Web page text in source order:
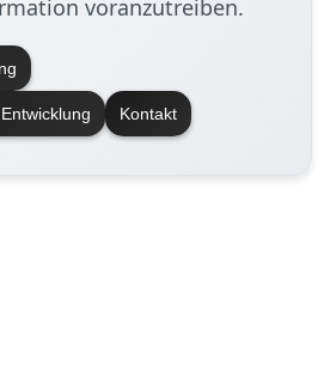
voranzutreiben.
Kontakt